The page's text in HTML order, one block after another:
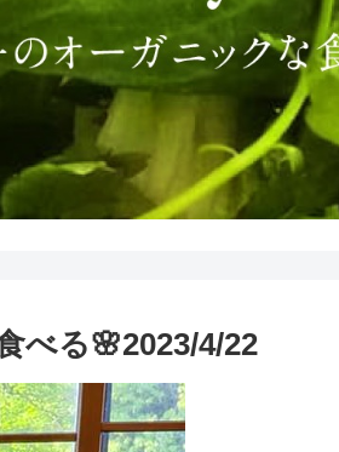
べる🌸2023/4/22